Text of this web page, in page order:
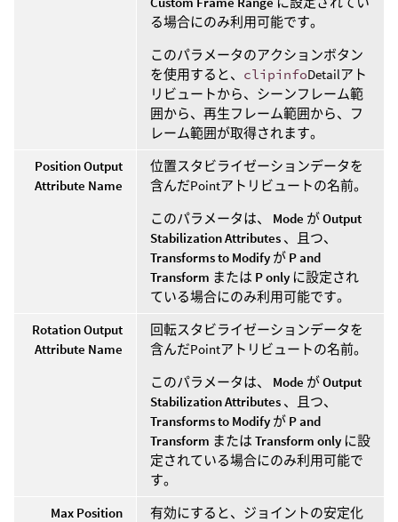
る場合にのみ利用可能です。
このパラメータのアクションボタン
を使用すると、 clipinfoDetailアト
リビュートから、シーンフレーム範
囲から、再生フレーム範囲から、フ
レーム範囲が取得されます。
Position Output
Attribute Name
位置スタビライゼーションデータを
含んだPointアトリビュートの名前。
このパラメータは、 Mode がOutput
Stabilization Attributes 、且つ、
Transforms to Modify が P and
Transform または P only に設定され
ている場合にのみ利用可能です。
Rotation Output
Attribute Name
回転スタビライゼーションデータを
含んだPointアトリビュートの名前。
このパラメータは、 Mode がOutput
Stabilization Attributes 、且つ、
Transforms to Modify が P and
Transform または Transform only に設
定されている場合にのみ利用可能で
す。
Max Position
有効にすると、ジョイントの安定化